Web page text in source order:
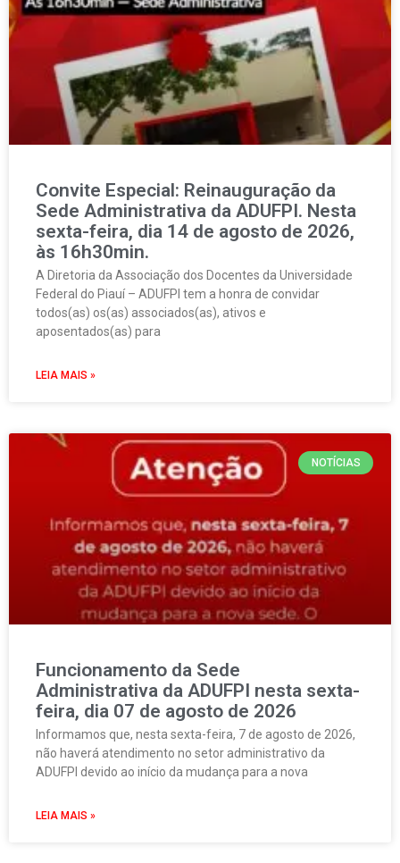
Convite Especial: Reinauguração da
Sede Administrativa da ADUFPI. Nesta
sexta-feira, dia 14 de agosto de 2026,
às 16h30min.
A Diretoria da Associação dos Docentes da Universidade
Federal do Piauí – ADUFPI tem a honra de convidar
todos(as) os(as) associados(as), ativos e
aposentados(as) para
LEIA MAIS »
NOTÍCIAS
Funcionamento da Sede
Administrativa da ADUFPI nesta sexta-
feira, dia 07 de agosto de 2026
Informamos que, nesta sexta-feira, 7 de agosto de 2026,
não haverá atendimento no setor administrativo da
ADUFPI devido ao início da mudança para a nova
LEIA MAIS »